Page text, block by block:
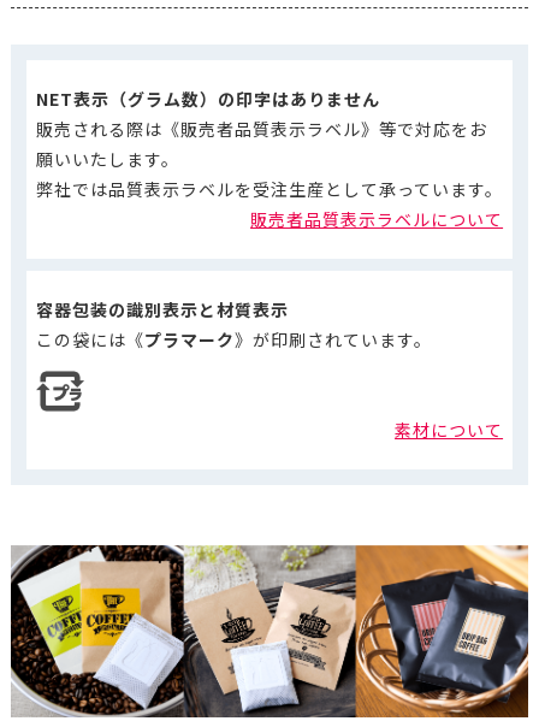
NET表示（グラム数）の印字はありません
販売される際は《販売者品質表示ラベル》等で対応をお
願いいたします。
弊社では品質表示ラベルを受注生産として承っています。
販売者品質表示ラベルについて
容器包装の識別表示と材質表示
この袋には《プラマーク》が印刷されています。
素材について